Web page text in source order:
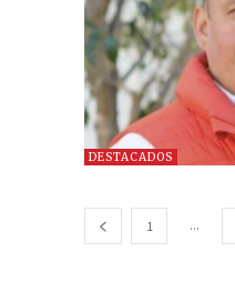
DESTACADOS
1 ...